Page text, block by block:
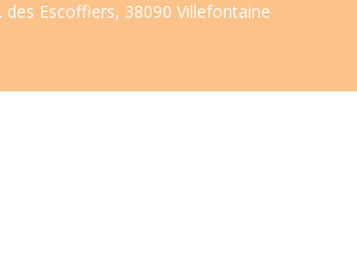
des Escoffiers, 38090 Villefontaine